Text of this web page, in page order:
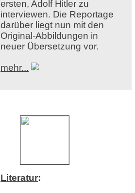
ersten, Adolf Hitler zu
interviewen. Die Reportage
darüber liegt nun mit den
Original-Abbildungen in
neuer Übersetzung vor.
mehr...
Literatur: